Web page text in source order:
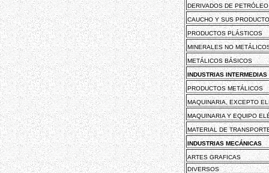
DERIVADOS DE
CAUCHO Y SUS
PRODUCTOS PLÁSTICOS
MINERALES NO
METÁLICOS BÁSICOS
INDUSTRIAS INTERMEDIAS
PRODUCTOS METÁLICOS
MAQUINARIA, EXCEPTO
MAQUINARIA Y EQUIPO
MATERIAL DE
INDUSTRIAS MECÁNICAS
ARTES GRAFICAS
DIVERSOS